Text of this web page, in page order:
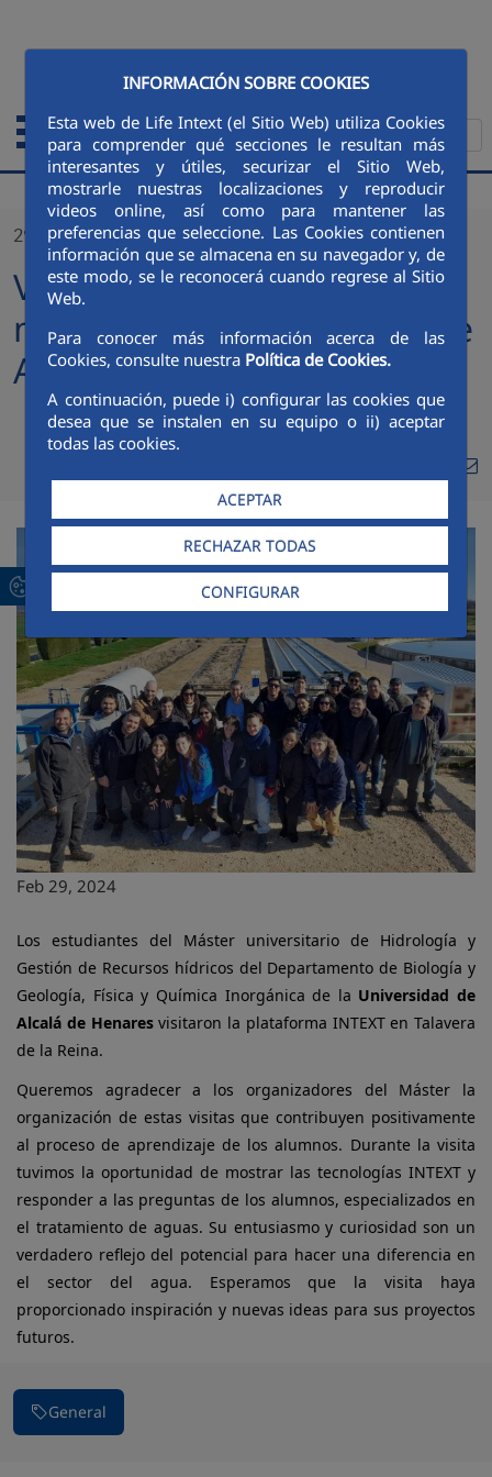
INFORMACIÓN SOBRE COOKIES
Esta web de Life Intext (el Sitio Web) utiliza Cookies
para comprender qué secciones le resultan más
interesantes y útiles, securizar el Sitio Web,
mostrarle nuestras localizaciones y reproducir
videos online, así como para mantener las
preferencias que seleccione. Las Cookies contienen
información que se almacena en su navegador y, de
este modo, se le reconocerá cuando regrese al Sitio
Web.
Para conocer más información acerca de las
Cookies, consulte nuestra Política de Cookies.
A continuación, puede i) configurar las cookies que
desea que se instalen en su equipo o ii) aceptar
todas las cookies.
ACEPTAR
RECHAZAR TODAS
CONFIGURAR
ENGLISH
29/02/2024
Visita de los estudiantes de
máster de la Universidad de
Alcalá de Henares
Compartir en
Compartir en
Compartir
Feb 29, 2024
Los estudiantes del Máster universitario de Hidrología y
Gestión de Recursos hídricos del Departamento de Biología y
Geología, Física y Química Inorgánica de la Universidad de
Alcalá de Henaresvisitaron la plataforma INTEXT en Talavera
de la Reina.
Queremos agradecer a los organizadores del Máster la
organización de estas visitas que contribuyen positivamente
al proceso de aprendizaje de los alumnos. Durante la visita
tuvimos la oportunidad de mostrar las tecnologías INTEXT y
responder a las preguntas de los alumnos, especializados en
el tratamiento de aguas. Su entusiasmo y curiosidad son un
verdadero reflejo del potencial para hacer una diferencia en
el sector del agua. Esperamos que la visita haya
proporcionado inspiración y nuevas ideas para sus proyectos
futuros.
General